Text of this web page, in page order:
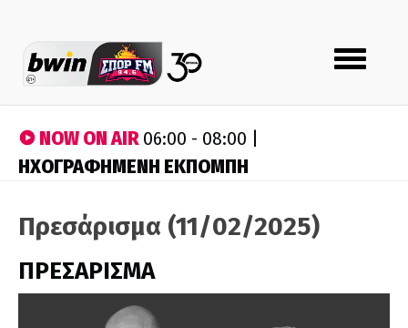
Toggle
navigation
NOW ON AIR06:00 - 08:00 |
ΗΧΟΓΡΑΦΗΜΕΝΗ ΕΚΠΟΜΠΗ
Πρεσάρισμα (11/02/2025)
ΠΡΕΣΑΡΙΣΜΑ